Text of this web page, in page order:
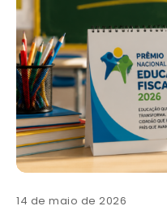
14 de maio de 2026